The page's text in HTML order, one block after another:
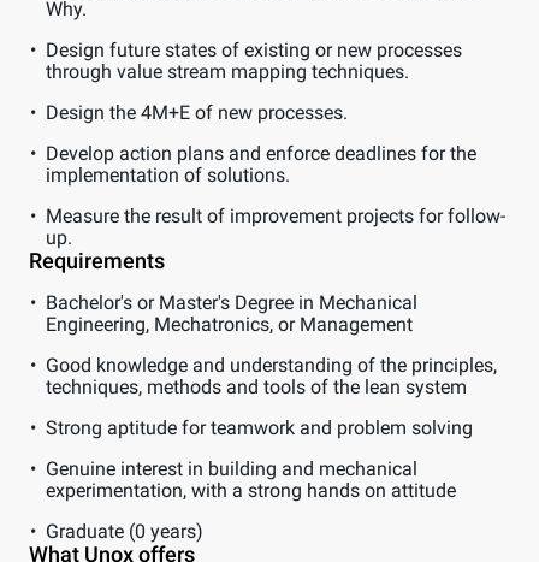
Why.
Design future states of existing or new processes
through value stream mapping techniques.
Design the 4M+E of new processes.
Develop action plans and enforce deadlines for the
implementation of solutions.
Measure the result of improvement projects for follow-
up.
Requirements
Bachelor's or Master's Degree in Mechanical
Engineering, Mechatronics, or Management
Good knowledge and understanding of the principles,
techniques, methods and tools of the lean system
Strong aptitude for teamwork and problem solving
Genuine interest in building and mechanical
experimentation, with a strong hands on attitude
Graduate (0 years)
What Unox offers